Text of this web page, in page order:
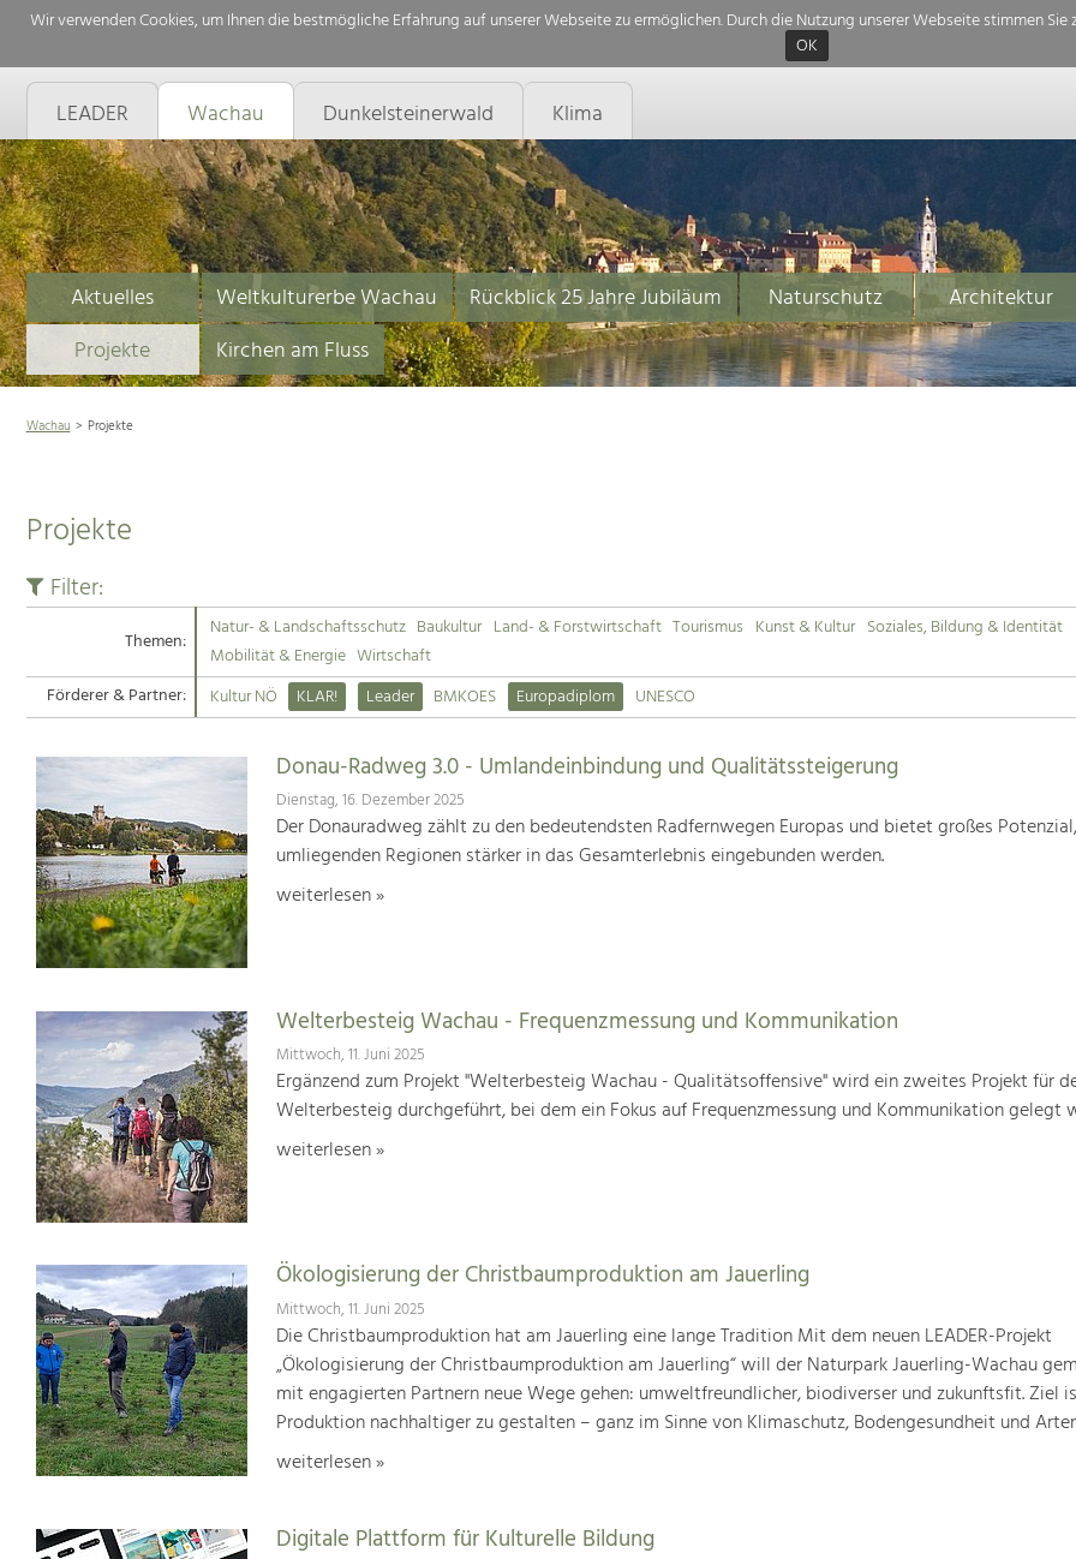
Wir verwenden Cookies, um Ihnen die bestmögliche Erfahrung auf unserer Webseite zu ermöglichen. Durch die Nutzung unserer Webseite stimmen
OK
LEADER Wachau Dunkelsteinerwald Klima
Aktuelles Weltkulturerbe Wachau Rückblick 25 Jahre Jubiläum Naturschutz Architektur
Projekte
Kirchen am Fluss
Wachau Projekte
Projekte
Filter:
Themen: Natur- & Landschaftsschutz Baukultur Land- & Forstwirtschaft Tourismus Kunst & Kultur Soziales, Bildung & Identität
Mobilität & Energie Wirtschaft
Förderer & Partner:
Kultur NÖ KLAR! Leader BMKOES Europadiplom UNESCO
Donau-Radweg 3.0 - Umlandeinbindung und Qualitätssteigerung
Dienstag, 16. Dezember 2025
Der Donauradweg zählt zu den bedeutendsten Radfernwegen Europas und bietet großes
umliegenden Regionen stärker in das Gesamterlebnis eingebunden werden.
weiterlesen »
Welterbesteig Wachau - Frequenzmessung und Kommunikation
Mittwoch, 11. Juni 2025
Ergänzend zum Projekt "Welterbesteig Wachau - Qualitätsoffensive" wird ein zweites Projekt für
Welterbesteig durchgeführt, bei dem ein Fokus auf Frequenzmessung und Kommunikation gelegt
weiterlesen »
Ökologisierung der Christbaumproduktion am Jauerling
Mittwoch, 11. Juni 2025
Die Christbaumproduktion hat am Jauerling eine lange Tradition Mit dem neuen LEADER-Projekt
„Ökologisierung der Christbaumproduktion am Jauerling“ will der Naturpark Jauerling-Wachau
mit engagierten Partnern neue Wege gehen: umweltfreundlicher, biodiverser und zukunftsfit. Ziel
Produktion nachhaltiger zu gestalten – ganz im Sinne von Klimaschutz, Bodengesundheit und
weiterlesen »
Digitale Plattform für Kulturelle Bildung